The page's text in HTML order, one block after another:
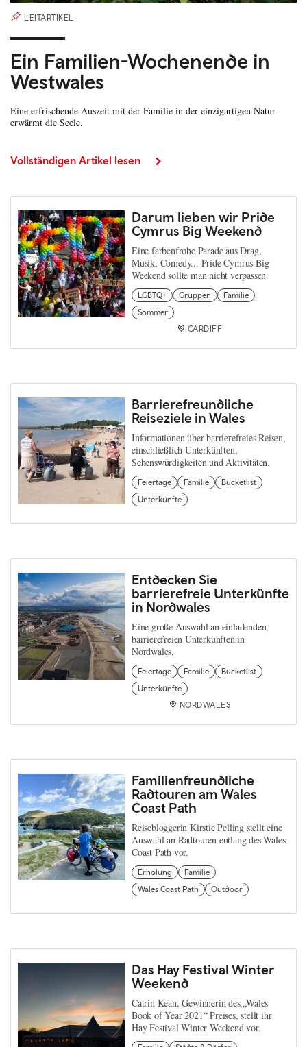
LEITARTIKEL
Ein Familien-Wochenende in
Westwales
Eine erfrischende Auszeit mit der Familie in der einzigartigen Natur
erwärmt die Seele.
Vollständigen Artikel lesen
Darum lieben wir Pride
Cymrus Big Weekend
Eine farbenfrohe Parade aus Drag,
Musik, Comedy... Pride Cymrus Big
Weekend sollte man nicht verpassen.
LGBTQ+ Gruppen
Familie
Sommer
CARDIFF
Barrierefreundliche
Reiseziele in Wales
Informationen über barrierefreies Reisen,
einschließlich Unterkünften,
Sehenswürdigkeiten und Aktivitäten.
Feiertage Familie
Bucketlist
Unterkünfte
Entdecken Sie
barrierefreie Unterkünfte
in Nordwales
Eine große Auswahl an einladenden,
barrierefreien Unterkünften in
Nordwales.
Feiertage Familie
Bucketlist
Unterkünfte
NORDWALES
Familienfreundliche
Radtouren am Wales
Coast Path
Reisebloggerin Kirstie Pelling stellt eine
Auswahl an Radtouren entlang des Wales
Coast Path vor.
Erholung
Familie
Wales Coast Path
Outdoor
Das Hay Festival Winter
Weekend
Catrin Kean, Gewinnerin des „Wales
Book of Year 2021“ Preises, stellt ihr
Hay Festival Winter Weekend vor.